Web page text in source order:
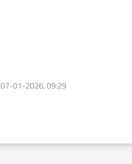
07-01-2026, 09:29